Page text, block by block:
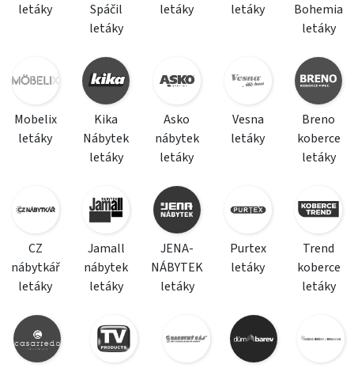
letáky
Spáčil
letáky
letáky
letáky
Bohemia
letáky
Mobelix
letáky
Kika
Nábytek
letáky
Asko
nábytek
letáky
Vesna
letáky
Breno
koberce
letáky
CZ
nábytkář
letáky
Jamall
nábytek
letáky
JENA-
NÁBYTEK
letáky
Purtex
letáky
Trend
koberce
letáky